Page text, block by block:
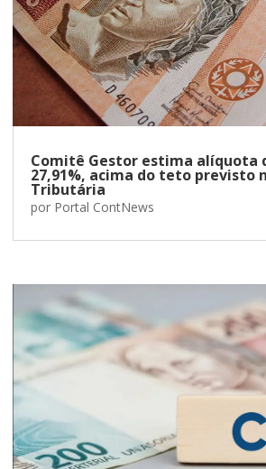
Comitê Gestor estima alíquota
27,91%, acima do teto previsto
Tributária
por Portal ContNews